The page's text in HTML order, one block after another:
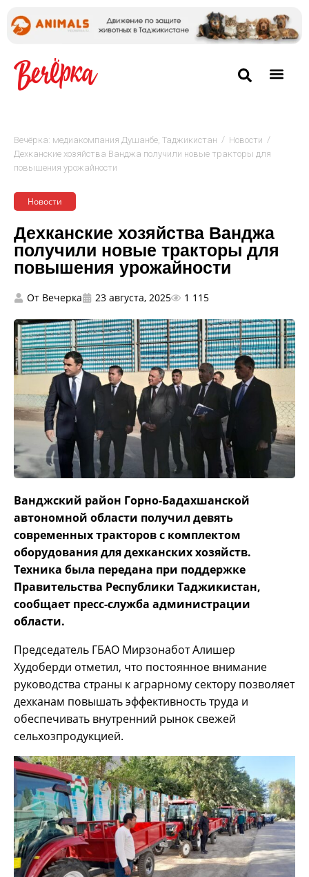
Вечёрка: медиакомпания Душанбе, Таджикистан / Новости /
Дехканские хозяйства Ванджа получили новые тракторы для
повышения урожайности
Новости
Дехканские хозяйства Ванджа
получили новые тракторы для
повышения урожайности
От Вечерка 23 августа, 2025 1 115
Ванджский район Горно-Бадахшанской
автономной области получил девять
современных тракторов с комплектом
оборудования для дехканских хозяйств.
Техника была передана при поддержке
Правительства Республики Таджикистан,
сообщает пресс-служба администрации
области.
Председатель ГБАО Мирзонабот Алишер
Худоберди отметил, что постоянное внимание
руководства страны к аграрному сектору позволяет
дехканам повышать эффективность труда и
обеспечивать внутренний рынок свежей
сельхозпродукцией.